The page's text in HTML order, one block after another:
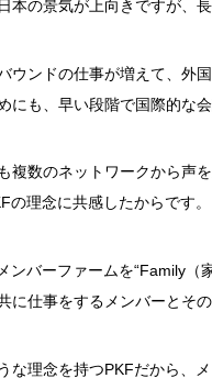
日本の景気が上向きですが、
ウンドの仕事が増えて、外
にも、早い段階で国際的な
複数のネットワークから声
の理念に共感したからです。
ンバーファームを“Family（
に仕事をするメンバーとそ
な理念を持つPKFだから、